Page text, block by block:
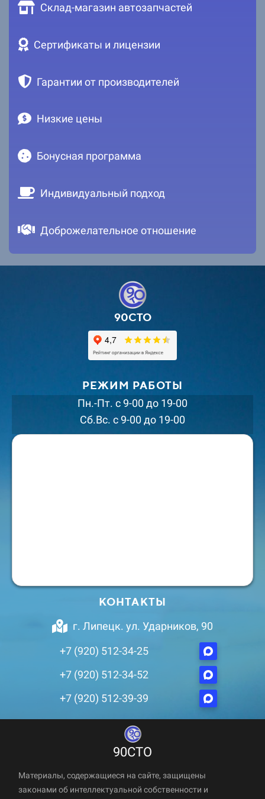
Склад-магазин автозапчастей
Сертификаты и лицензии
Гарантии от производителей
Низкие цены
Бонусная программа
Индивидуальный подход
Доброжелательное отношение
90СТО
РЕЖИМ РАБОТЫ
Пн.-Пт. с 9-00 до 19-00
Сб.Вс. с 9-00 до 19-00
КОНТАКТЫ
г. Липецк. ул. Ударников, 90
+7 (920) 512-34-25
+7 (920) 512-34-52
+7 (920) 512-39-39
90СТО
Материалы, содержащиеся на сайте, защищены
законами об интеллектуальной собственности и